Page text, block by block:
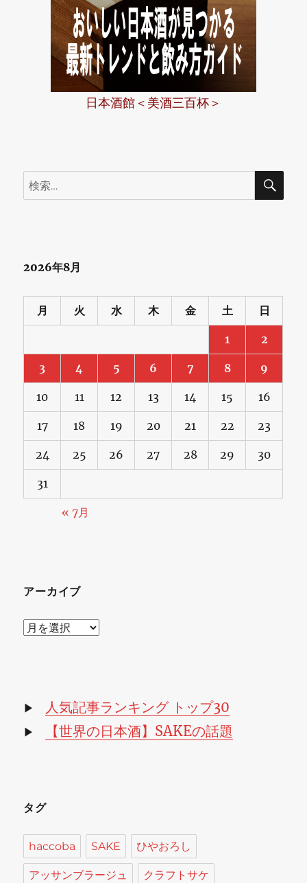
日本酒館＜美酒三百杯＞
検
索:
検
2026年8月
月 火 水 木 金 土 日
1 2
3 4 5 6 7 8 9
10 11 12 13 14 15 16
17 18 19 20 21 22 23
24 25 26 27 28 29 30
31
« 7月
アーカイブ
ア
ブ
▶ 人気記事ランキング トップ30
▶ 【世界の日本酒】SAKEの話題
タグ
haccoba SAKE ひやおろし
アッサンブラージュ クラフトサケ